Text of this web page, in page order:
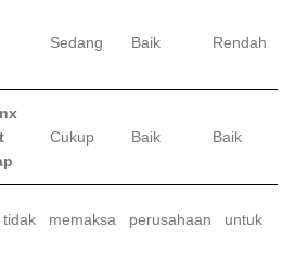
Sedang Baik Rendah
Cukup Baik Baik
memaksa perusahaan untuk